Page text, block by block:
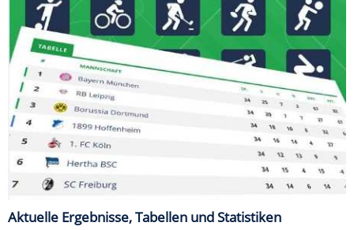
Aktuelle Ergebnisse, Tabellen und Statistiken